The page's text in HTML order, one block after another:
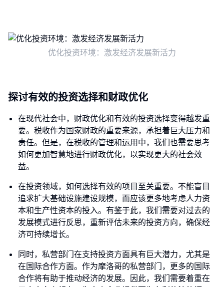
优化投资环境：激发经济发展新活力
探讨有效的投资选择和财政优化
在现代社会中，财政优化和有效的投资选择变得越发重
要。税收作为国家财政的重要来源，承担着巨大压力和
责任。但是，在税收的管理和运用中，我们也需要思考
如何更加智慧地进行财政优化，以实现更大的社会效
益。
在投资领域，如何选择有效的项目至关重要。不能盲目
追求扩大基础设施建设规模，而应该更多地考虑人力资
本和生产性资本的投入。有鉴于此，我们需要对过去的
发展模式进行反思，重新评估未来的投资方向，确保经
济可持续增长。
同时，私营部门在支持投资方面具有巨大潜力，尤其是
在国际合作方面。作为摩洛哥的私营部门，更多的国际
合作将有助于推动经济的发展。因此，我们需要着重在